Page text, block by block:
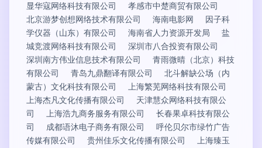
显华寇网络科技有限公司
孝感市中楚商贸有限公司
北京游梦创想网络技术有限公司
海南电影网
因子科
学仪器（山东）有限公司
海南省人力资源开发局
盐
城竞渡网络科技有限公司
深圳市八合投资有限公司
深圳南方伟业信息技术有限公司
青雨微晴（北京）科技
有限公司
青岛九鼎翻译有限公司
北斗解缺公场（内
蒙古）文化科技有限公司
上海繁芜网络科技有限公司
上海杰凡文化传播有限公司
天津慧众网络科技有限公
司
上海浩九商务服务有限公司
长春果卓科技有限公
司
成都语沐电子商务有限公司
呼伦贝尔市绿竹广告
传媒有限公司
贵州佳乐文化传播有限公司
上海臻玉